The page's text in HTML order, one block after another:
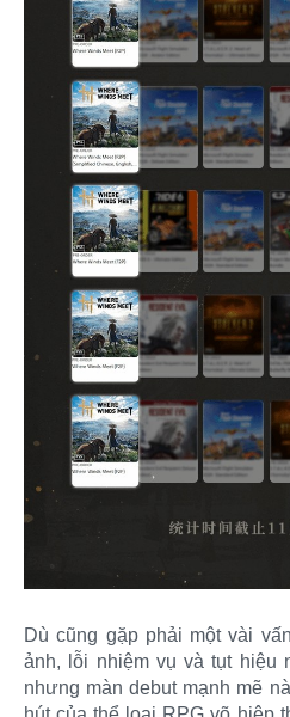
Dù cũng gặp phải một vài
ảnh, lỗi nhiệm vụ và tụt hiệu
nhưng màn debut mạnh mẽ